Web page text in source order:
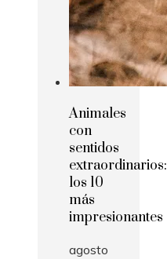
Animales
con
sentidos
extraordinarios:
los 10
más
impresionantes
agosto